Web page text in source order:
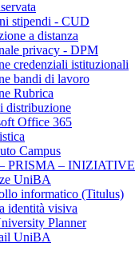
stipendi - CUD
a distanza
privacy - DPM
credenziali istituzionali
bandi di lavoro
Rubrica
distribuzione
Office 365
Campus
PRISMA – INIZIATIVE
UniBA
informatico (Titulus)
identità visiva
Planner
UniBA